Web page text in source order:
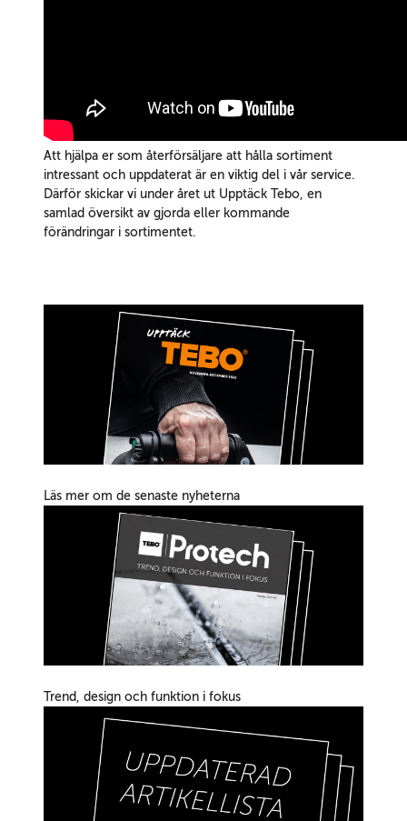
Att hjälpa er som återförsäljare att hålla sortiment
intressant och uppdaterat är en viktig del i vår service.
Därför skickar vi under året ut Upptäck Tebo, en
samlad översikt av gjorda eller kommande
förändringar i sortimentet.
Läs mer om de senaste nyheterna
Trend, design och funktion i fokus